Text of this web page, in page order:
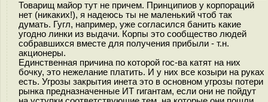
Товарищ майор тут не причем. Принципиов у корпораций
нет (никаких!), я надеюсь ты не маленький чтоб так
думать. Гугл, например, уже согласился банить какие
угодно линки из выдачи. Корпы это сообщество людей
собравшихся вместе для получения прибыли - т.н.
акционеры.
Единственная причина по которой гос-ва катят на них
бочку, это нежелание платить. И у них все козыри на руках
есть. Угрозы закрытия инета это в основном угрозы потери
рынка предназначенные ИТ гигантам, если они не пойдут